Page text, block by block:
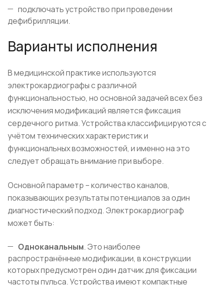
подключать устройство при проведении
дефибрилляции.
Варианты исполнения
В медицинской практике используются
электрокардиографы с различной
функциональностью, но основной задачей всех без
исключения модификаций является фиксация
сердечного ритма. Устройства классифицируются с
учётом технических характеристик и
функциональных возможностей, и именно на это
следует обращать внимание при выборе.
Основной параметр – количество каналов,
показывающих результаты потенциалов за один
диагностический подход. Электрокардиограф
может быть:
Одноканальным. Это наиболее
распространённые модификации, в конструкции
которых предусмотрен один датчик для фиксации
частоты пульса. Устройства имеют компактные